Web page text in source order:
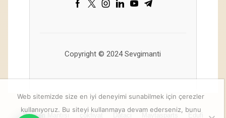
Copyright © 2024 Sevgimanti
Kayseri Mantısı çokfiyat Dataci
Web sitemizde size en iyi deneyimi sunabilmek için çerezler
kullanıyoruz. Bu siteyi kullanmaya devam ederseniz, bunu